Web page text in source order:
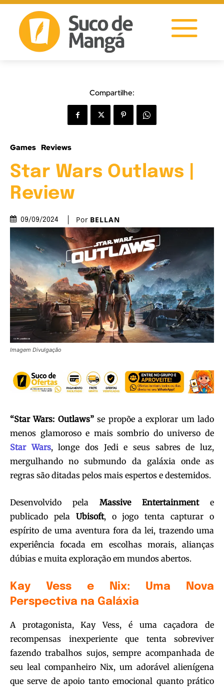
Compartilhe:
Games Reviews
Star Wars Outlaws |
Review
09/09/2024 Por BELLAN
Imagem Divulgação
“Star Wars: Outlaws”se propõe a explorar um lado
menos glamoroso e mais sombrio do universo de
Star Wars, longe dos Jedi e seus sabres de luz,
mergulhando no submundo da galáxia onde as
regras são ditadas pelos mais espertos e destemidos.
Desenvolvido pela Massive Entertainmente
publicado pela Ubisoft, o jogo tenta capturar o
espírito de uma aventura fora da lei, trazendo uma
experiência focada em escolhas morais, alianças
dúbias e muita exploração em mundos abertos.
Kay Vess e Nix: Uma Nova
Perspectiva na Galáxia
A protagonista, Kay Vess, é uma caçadora de
recompensas inexperiente que tenta sobreviver
fazendo trabalhos sujos, sempre acompanhada de
seu leal companheiro Nix, um adorável alienígena
que serve de apoio tanto emocional quanto prático